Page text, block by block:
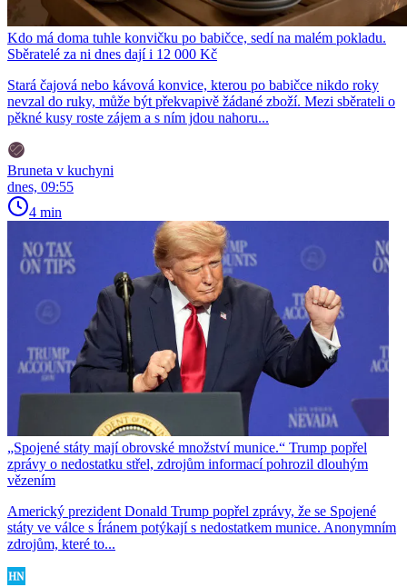
Kdo má doma tuhle konvičku po babičce, sedí na malém pokladu.
Sběratelé za ni dnes dají i 12 000 Kč
Stará čajová nebo kávová konvice, kterou po babičce nikdo roky
nevzal do ruky, může být překvapivě žádané zboží. Mezi sběrateli o
pěkné kusy roste zájem a s ním jdou nahoru...
Bruneta v kuchyni
dnes, 09:55
4 min
„Spojené státy mají obrovské množství munice.“ Trump popřel
zprávy o nedostatku střel, zdrojům informací pohrozil dlouhým
vězením
Americký prezident Donald Trump popřel zprávy, že se Spojené
státy ve válce s Íránem potýkají s nedostatkem munice. Anonymním
zdrojům, které to...